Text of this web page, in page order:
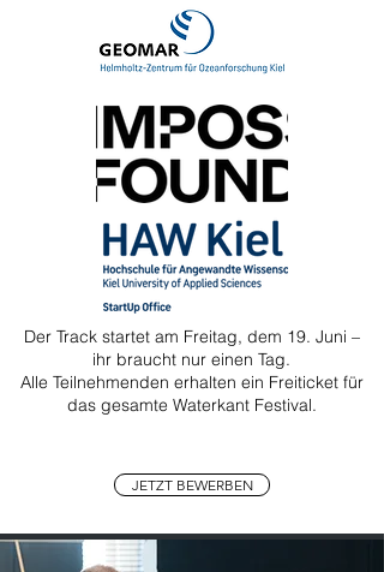
Der Track startet am Freitag, dem 19. Juni –
ihr braucht nur einen Tag.
Alle Teilnehmenden erhalten ein Freiticket für
das gesamte Waterkant Festival.
JETZT BEWERBEN